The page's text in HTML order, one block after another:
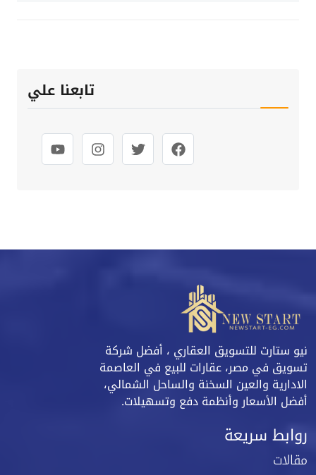
تابعنا علي
نيو ستارت للتسويق العقاري ، أفضل شركة
تسويق في مصر، عقارات للبيع في العاصمة
الادارية والعين السخنة والساحل الشمالي،
أفضل الأسعار وأنظمة دفع وتسهيلات.
روابط سريعة
مقالات